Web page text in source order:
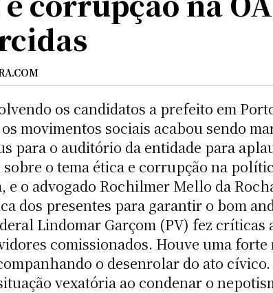
os candidatos a prefeito em
movimentos sociais acabou sendo
o auditório da entidade para
o tema ética e corrupção na
e o advogado Rochilmer Mello da
dos presentes para garantir o bom
Lindomar Garçom (PV) fez críticas
comissionados. Houve uma
o desenrolar do ato
vexatória ao condenar o